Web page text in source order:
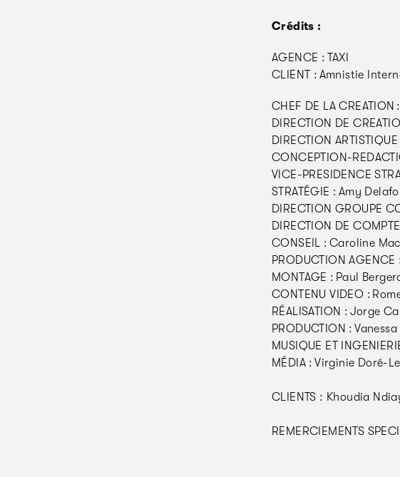
Crédits :
AGENCE : TAXI
CLIENT : Amnistie
CHEF DE LA
DIRECTION DE
DIRECTION
CONCEPTION-
VICE-PRESIDENCE
STRATÉGIE : Amy
DIRECTION GROUPE
DIRECTION DE
CONSEIL : Caroline
PRODUCTION
MONTAGE : Paul
CONTENU VIDEO :
RÉALISATION : Jorge
PRODUCTION :
MUSIQUE ET
MÉDIA : Virginie Doré-
CLIENTS : Khoudia
REMERCIEMENTS